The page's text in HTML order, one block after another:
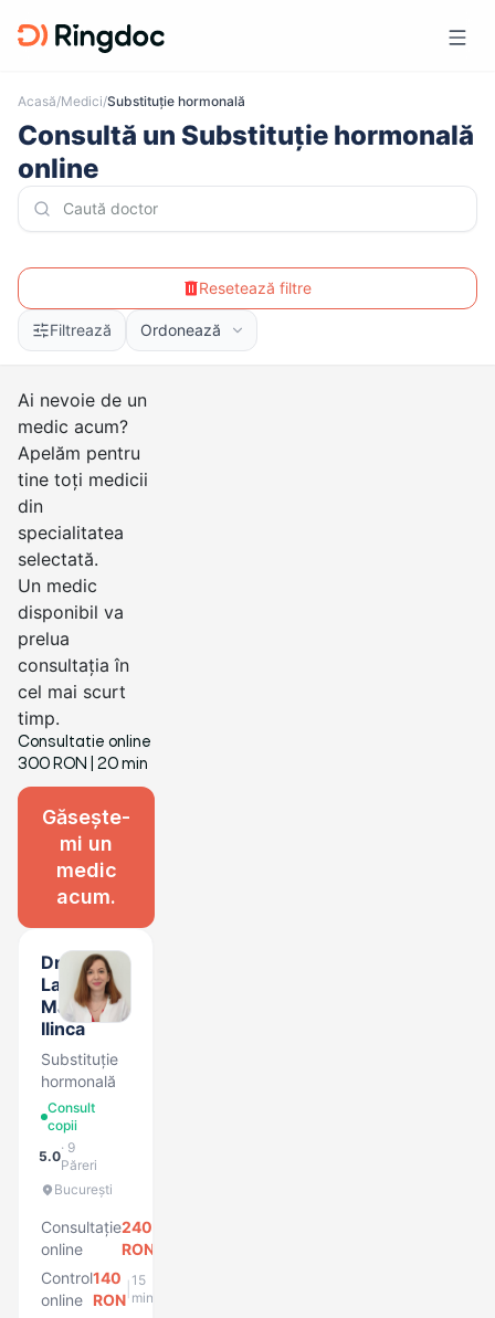
Acasă/Medici/Substituție hormonală
Consultă un Substituție hormonală
online
Resetează filtre
Filtrează Ordonează
Ai nevoie de un
medic acum?
Apelăm pentru
tine toți medicii
din
specialitatea
selectată.
Un medic
disponibil va
prelua
consultația în
cel mai scurt
timp.
Consultatie online
300 RON
| 20 min
Găsește-
mi un
medic
acum.
Dr.
Laura
Marina
Ilinca
Substituție
hormonală
Consult
copii
5.0
· 9
Păreri
București
Consultație
online
240
RON
Control
online
140
RON
15
min